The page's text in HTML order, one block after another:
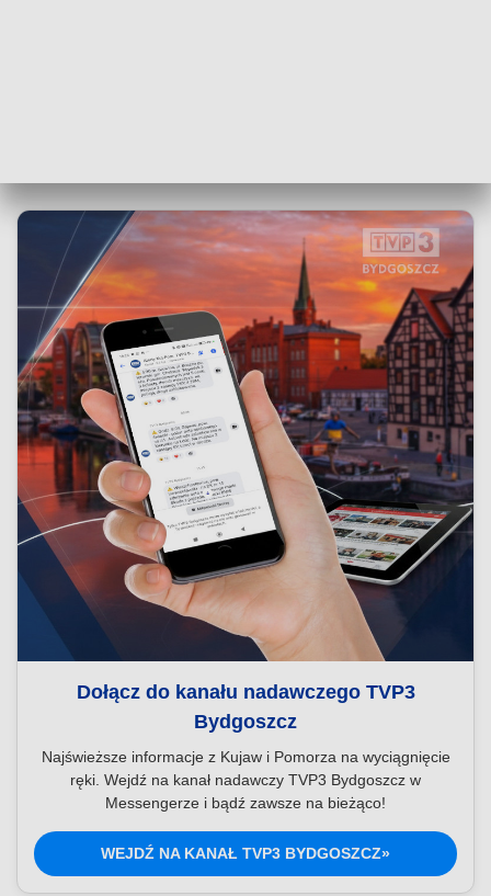
Dołącz do kanału nadawczego TVP3
Bydgoszcz
Najświeższe informacje z Kujaw i Pomorza na wyciągnięcie
ręki. Wejdź na kanał nadawczy TVP3 Bydgoszcz w
Messengerze i bądź zawsze na bieżąco!
WEJDŹ NA KANAŁ TVP3 BYDGOSZCZ»